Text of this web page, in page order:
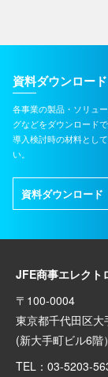
資料ダウンロード
各事業の製品・ソリュ
グなどをダウンロード
導入検討時の材料とし
い。
資料ダウンロード
JFE商事エレクト
〒100-0004
東京都千代田区
(新大手町ビル6階）
TEL：03-5203-